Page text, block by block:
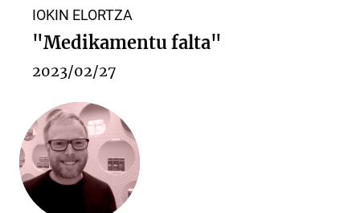
IOKIN ELORTZA
"Medikamentu falta"
2023/02/27